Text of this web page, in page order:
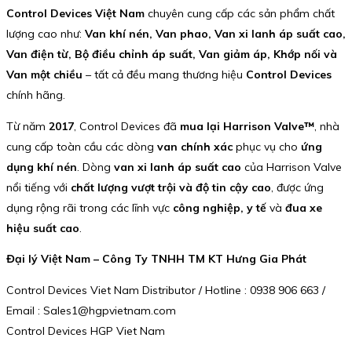
Control Devices Việt Nam chuyên cung cấp các sản phẩm chất
lượng cao như: Van khí nén, Van phao, Van xi lanh áp suất cao,
Van điện từ, Bộ điều chỉnh áp suất, Van giảm áp, Khớp nối và
Van một chiều – tất cả đều mang thương hiệu Control Devices
chính hãng.
Từ năm 2017, Control Devices đã mua lại Harrison Valve™, nhà
cung cấp toàn cầu các dòng van chính xác phục vụ cho ứng
dụng khí nén. Dòng van xi lanh áp suất cao của Harrison Valve
nổi tiếng với chất lượng vượt trội và độ tin cậy cao, được ứng
dụng rộng rãi trong các lĩnh vực công nghiệp, y tế và đua xe
hiệu suất cao.
Đại lý Việt Nam – Công Ty TNHH TM KT Hưng Gia Phát
Control Devices Viet Nam Distributor / Hotline : 0938 906 663 /
Email : Sales1@hgpvietnam.com
Control Devices HGP Viet Nam